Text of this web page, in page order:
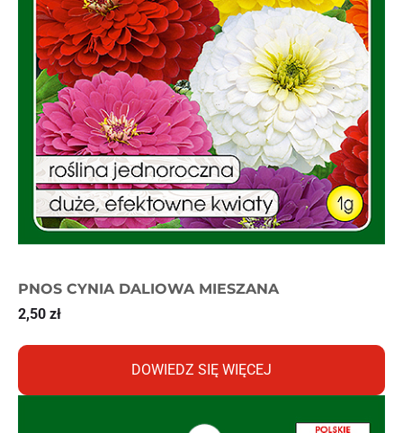
PNOS CYNIA DALIOWA MIESZANA
2,50 zł
DOWIEDZ SIĘ WIĘCEJ